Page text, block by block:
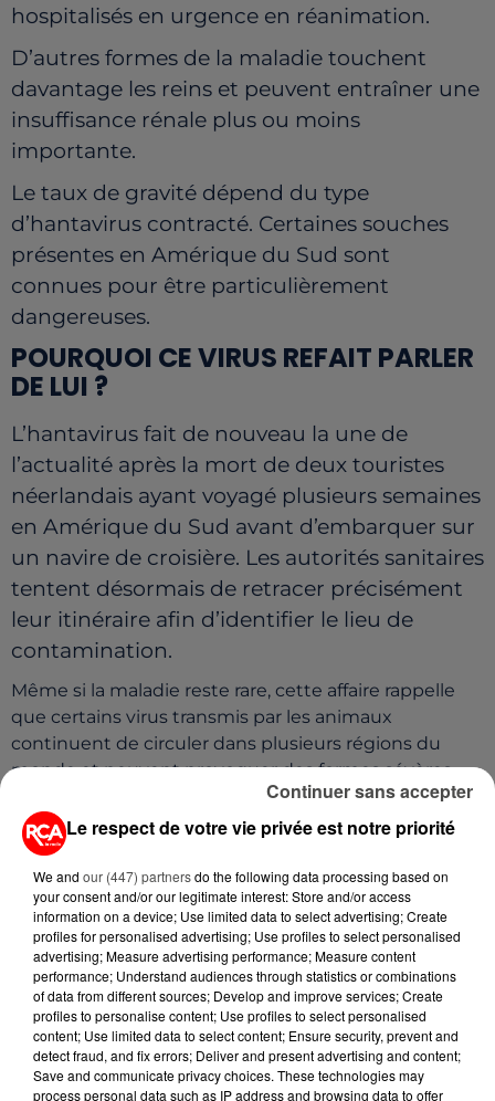
hospitalisés en urgence en réanimation.
D’autres formes de la maladie touchent
davantage les reins et peuvent entraîner une
insuffisance rénale plus ou moins
importante.
Le taux de gravité dépend du type
d’hantavirus contracté. Certaines souches
présentes en Amérique du Sud sont
connues pour être particulièrement
dangereuses.
POURQUOI CE VIRUS REFAIT PARLER
DE LUI ?
L’hantavirus fait de nouveau la une de
l’actualité après la mort de deux touristes
néerlandais ayant voyagé plusieurs semaines
en Amérique du Sud avant d’embarquer sur
un navire de croisière. Les autorités sanitaires
tentent désormais de retracer précisément
leur itinéraire afin d’identifier le lieu de
contamination.
Même si la maladie reste rare, cette affaire rappelle
que certains virus transmis par les animaux
continuent de circuler dans plusieurs régions du
monde et peuvent provoquer des formes sévères
Le respect de votre vie privée est notre priorité
We and our (447) partnersdo the following data processing based on
your consent and/or our legitimate interest: Store and/or access
information on a device; Use limited data to select advertising; Create
profiles for personalised advertising; Use profiles to select personalised
advertising; Measure advertising performance; Measure content
performance; Understand audiences through statistics or combinations
of data from different sources; Develop and improve services; Create
profiles to personalise content; Use profiles to select personalised
content; Use limited data to select content; Ensure security, prevent and
detect fraud, and fix errors; Deliver and present advertising and content;
Save and communicate privacy choices. These technologies may
process personal data such as IP address and browsing data to offer
Continuer sans accepter